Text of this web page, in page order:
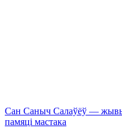
Сан Саныч Салаўёў — жывы
памяці мастака